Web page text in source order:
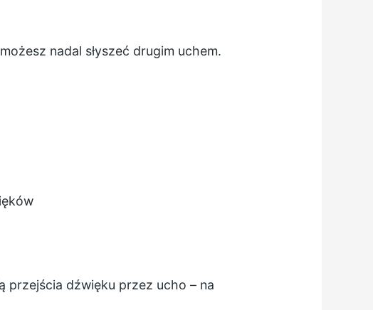
nadal słyszeć drugim uchem.
przejścia dźwięku przez ucho – na